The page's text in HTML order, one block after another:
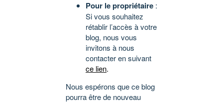
Pour le propriétaire :
Si vous souhaitez
rétablir l’accès à votre
blog, nous vous
invitons à nous
contacter en suivant
ce lien.
Nous espérons que ce blog
pourra être de nouveau